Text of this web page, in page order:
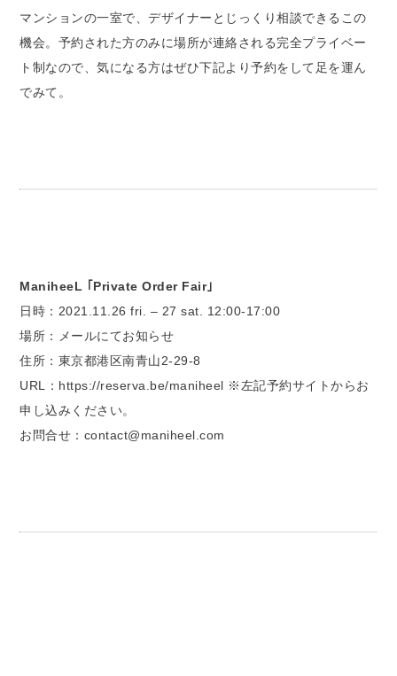
マンションの一室で、デザイナーとじっくり相談できるこの
機会。予約された方のみに場所が連絡される完全プライベー
ト制なので、気になる方はぜひ下記より予約をして足を運ん
でみて。
ManiheeL ｢Private Order Fair｣
日時：2021.11.26 fri. – 27 sat. 12:00-17:00
場所：メールにてお知らせ
住所：東京都港区南青山2-29-8
URL：https://reserva.be/maniheel ※左記予約サイトからお
申し込みください。
お問合せ：contact@maniheel.com